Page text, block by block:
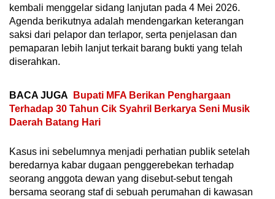
kembali menggelar sidang lanjutan pada 4 Mei 2026.
Agenda berikutnya adalah mendengarkan keterangan
saksi dari pelapor dan terlapor, serta penjelasan dan
pemaparan lebih lanjut terkait barang bukti yang telah
diserahkan.
BACA JUGA
Bupati MFA Berikan Penghargaan
Terhadap 30 Tahun Cik Syahril Berkarya Seni Musik
Daerah Batang Hari
Kasus ini sebelumnya menjadi perhatian publik setelah
beredarnya kabar dugaan penggerebekan terhadap
seorang anggota dewan yang disebut-sebut tengah
bersama seorang staf di sebuah perumahan di kawasan